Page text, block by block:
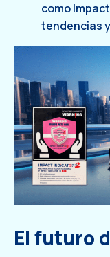
como
tendencias
El futuro